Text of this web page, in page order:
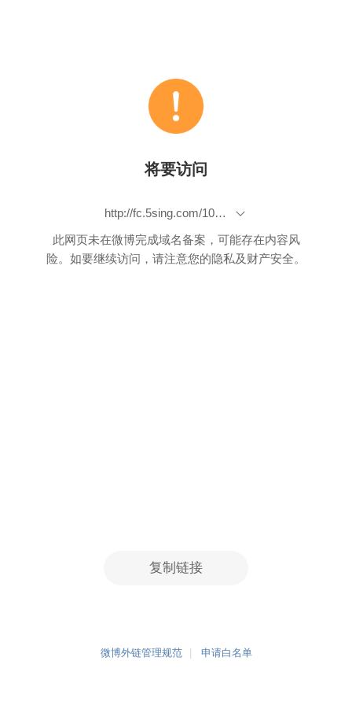
将要访问
http://fc.5sing.com/10495673.html
此网页未在微博完成域名备案，可能存在内容风
险。如要继续访问，请注意您的隐私及财产安全。
复制链接
微博外链管理规范 申请白名单